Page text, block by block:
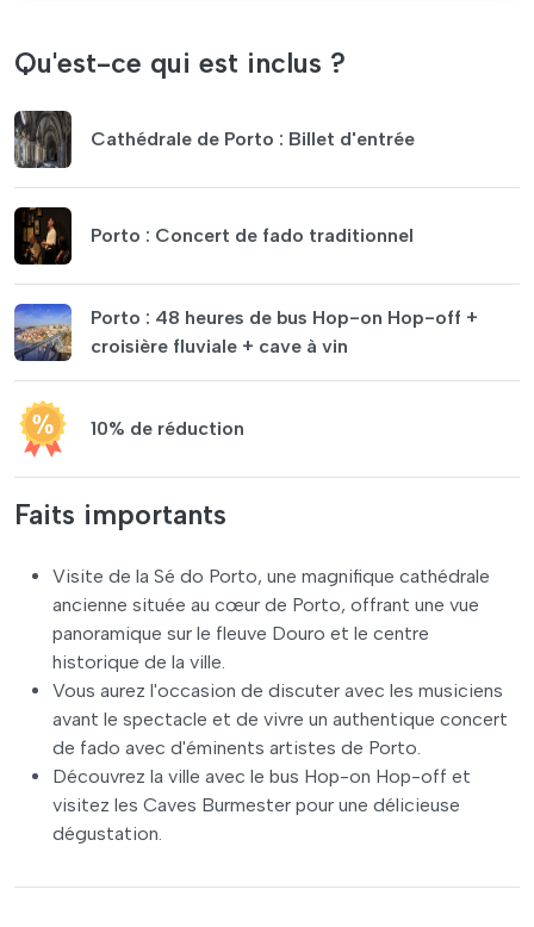
Qu'est-ce qui est inclus ?
Cathédrale de Porto : Billet d'entrée
Porto : Concert de fado traditionnel
Porto : 48 heures de bus Hop-on Hop-off +
croisière fluviale + cave à vin
10% de réduction
Faits importants
Visite de la Sé do Porto, une magnifique cathédrale
ancienne située au cœur de Porto, offrant une vue
panoramique sur le fleuve Douro et le centre
historique de la ville.
Vous aurez l'occasion de discuter avec les musiciens
avant le spectacle et de vivre un authentique concert
de fado avec d'éminents artistes de Porto.
Découvrez la ville avec le bus Hop-on Hop-off et
visitez les Caves Burmester pour une délicieuse
dégustation.